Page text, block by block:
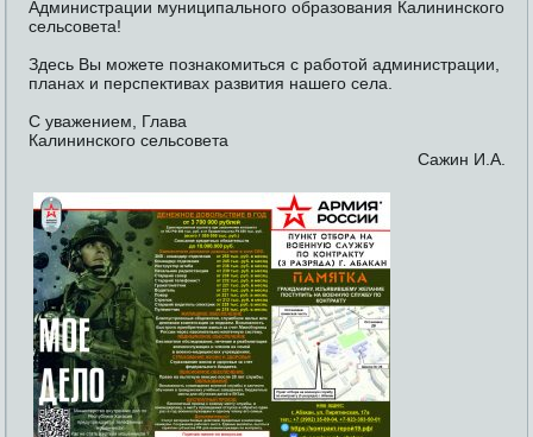
Администрации муниципального образования Калининского
сельсовета!
Здесь Вы можете познакомиться с работой администрации,
планах и перспективах развития нашего села.
С уважением, Глава
Калининского сельсовета
Сажин И.А.